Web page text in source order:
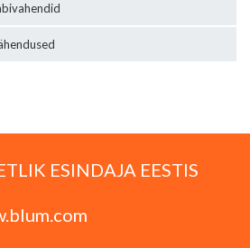
ESINDAJA EESTIS